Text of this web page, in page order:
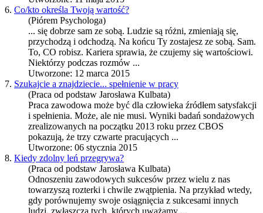
6. Co/kto określa Twoją wartość?
(Piórem Psychologa)
... się dobrze sam ze sobą. Ludzie są różni, zmieniają się,
przychodzą i odchodzą. Na końcu Ty zostajesz ze sobą. Sam.
To, CO robisz. Kariera sprawia, że czujemy się wartościowi.
Niektórzy podczas rozmów ...
Utworzone: 12 marca 2015
7. Szukajcie a znajdziecie... spełnienie w pracy
(Praca od podstaw Jarosława Kulbata)
Praca zawodowa może być dla człowieka źródłem satysfakcji
i spełnienia. Może, ale nie musi. Wyniki badań sondażowych
zrealizowanych na początku 2013 roku przez CBOS
pokazują, że trzy czwarte pracujących ...
Utworzone: 06 stycznia 2015
8. Kiedy zdolny leń przegrywa?
(Praca od podstaw Jarosława Kulbata)
Odnoszeniu zawodowych sukcesów przez wielu z nas
towarzyszą rozterki i chwile zwątpienia. Na przykład wtedy,
gdy porównujemy swoje osiągnięcia z sukcesami innych